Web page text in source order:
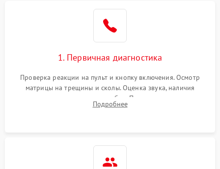
1. Первичная диагностика
Проверка реакции на пульт и кнопку включения. Осмотр
матрицы на трещины и сколы. Оценка звука, наличия
подсветки и индикаторов ошибок. Подключение тестовых
источников сигнала для выявления симптомов поломки.
Подробнее